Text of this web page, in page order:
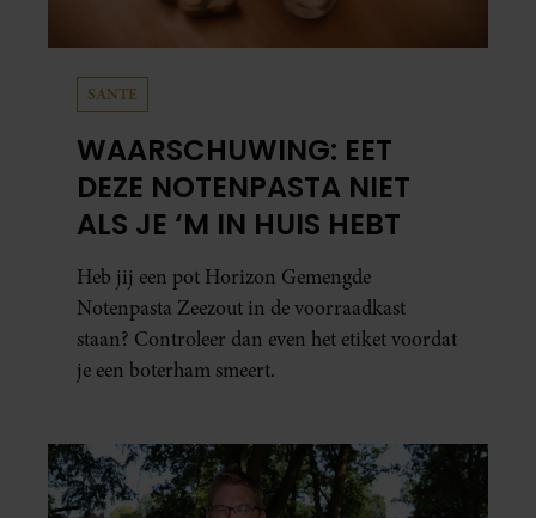
SANTE
WAARSCHUWING: EET
DEZE NOTENPASTA NIET
ALS JE ‘M IN HUIS HEBT
Heb jij een pot Horizon Gemengde
Notenpasta Zeezout in de voorraadkast
staan? Controleer dan even het etiket voordat
je een boterham smeert.